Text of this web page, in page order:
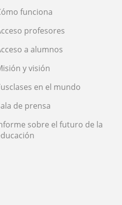
funciona
profesores
a alumnos
y visión
en el mundo
de prensa
sobre el futuro de la